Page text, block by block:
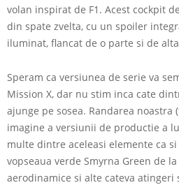
volan inspirat de F1. Acest cockpit
din spate zvelta, cu un spoiler
iluminat, flancat de o parte si de
Speram ca versiunea de serie va
Mission X, dar nu stim inca cate
ajunge pe sosea. Randarea noastra
imagine a versiunii de productie a
multe dintre aceleasi elemente ca
vopseaua verde Smyrna Green de
aerodinamice si alte cateva atingeri